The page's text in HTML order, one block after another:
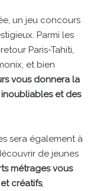
un jeu concours
Parmi les
Paris-Tahiti,
et bien
vous donnera la
et des
sera également à
de jeunes
métrages vous
créatifs,